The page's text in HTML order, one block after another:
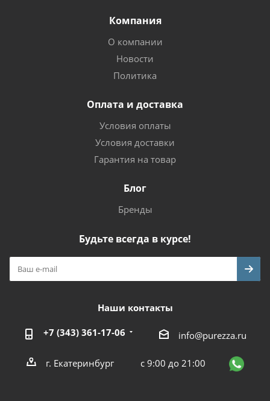
Компания
О компании
Новости
Политика
Оплата и доставка
Условия оплаты
Условия доставки
Гарантия на товар
Блог
Бренды
Будьте всегда в курсе!
Наши контакты
+7 (343) 361-17-06 info@purezza.ru
г. Екатеринбург с 9:00 до 21:00